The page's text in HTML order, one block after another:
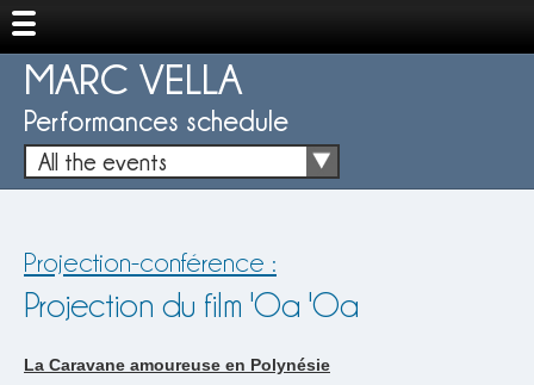
MARC VELLA
Performances schedule
All the events
Projection-conférence :
Projection du film 'Oa 'Oa
La Caravane amoureuse en Polynésie